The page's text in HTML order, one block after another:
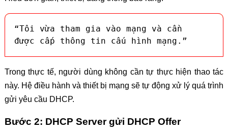
“Tôi vừa tham gia vào mạng và cần
được cấp thông tin cấu hình mạng.”
Trong thực tế, người dùng không cần tự thực hiện thao tác
này. Hệ điều hành và thiết bị mạng sẽ tự động xử lý quá trình
gửi yêu cầu DHCP.
Bước 2: DHCP Server gửi DHCP Offer